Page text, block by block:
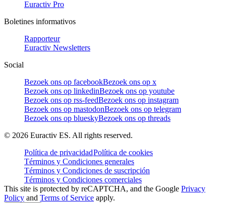
Euractiv Pro
Boletines informativos
Rapporteur
Euractiv Newsletters
Social
Bezoek ons op facebookBezoek ons op x
Bezoek ons op linkedinBezoek ons op youtube
Bezoek ons op rss-feedBezoek ons op instagram
Bezoek ons op mastodonBezoek ons op telegram
Bezoek ons op blueskyBezoek ons op threads
© 2026 Euractiv ES. All rights reserved.
Política de privacidadPolítica de cookies
Términos y Condiciones generales
Términos y Condiciones de suscripción
Términos y Condiciones comerciales
This site is protected by reCAPTCHA, and the Google Privacy
Policy and Terms of Service apply.